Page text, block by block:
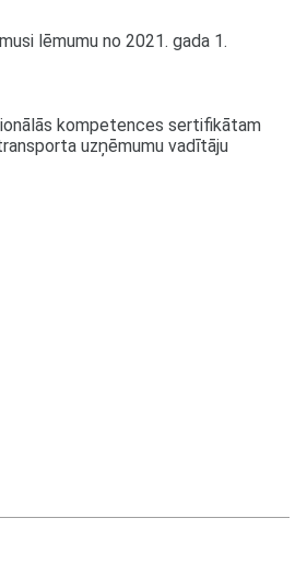
lēmumu no 2021. gada 1.
kompetences sertifikātam
uzņēmumu vadītāju